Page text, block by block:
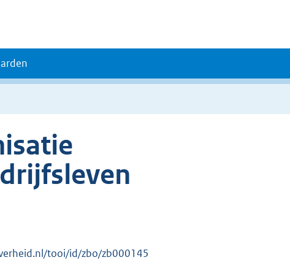
tooi/id/zbo/zb000145